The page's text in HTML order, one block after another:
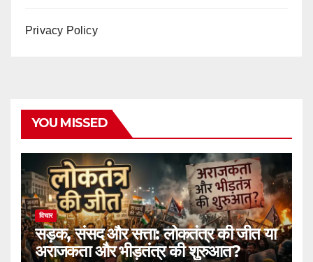
Privacy Policy
YOU MISSED
विचार
सड़क, संसद और सत्ता: लोकतंत्र की जीत या
अराजकता और भीड़तंत्र की शुरुआत?